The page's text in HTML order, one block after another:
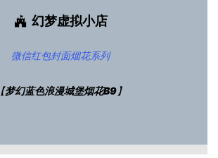
幻梦虚拟小店
微信红包封面烟花系列
【梦幻蓝色浪漫城堡烟花B9】